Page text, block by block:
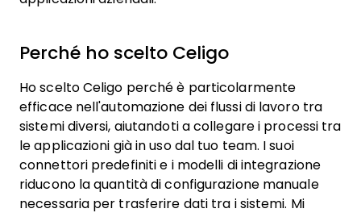
Perché ho scelto Celigo
Ho scelto Celigo perché è particolarmente
efficace nell'automazione dei flussi di lavoro tra
sistemi diversi, aiutandoti a collegare i processi tra
le applicazioni già in uso dal tuo team. I suoi
connettori predefiniti e i modelli di integrazione
riducono la quantità di configurazione manuale
necessaria per trasferire dati tra i sistemi. Mi